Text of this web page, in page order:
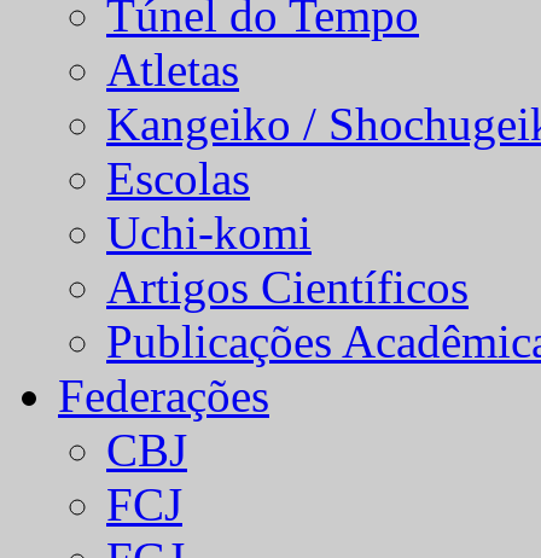
Túnel do Tempo
Atletas
Kangeiko /
Escolas
Uchi-komi
Artigos Científicos
Publicações
Federações
CBJ
FCJ